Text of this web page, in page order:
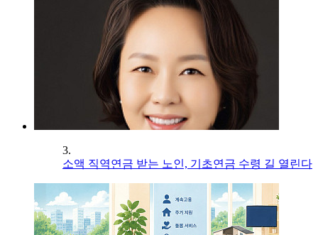
3.
소액 직역연금 받는 노인, 기초연금 수령 길 열린다